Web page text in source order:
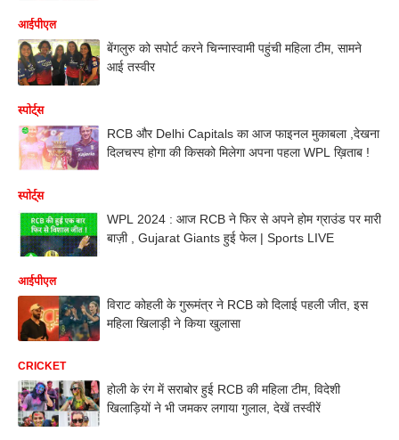
आईपीएल
बेंगलुरु को सपोर्ट करने चिन्नास्वामी पहुंची महिला टीम, सामने
आई तस्वीर
स्पोर्ट्स
RCB और Delhi Capitals का आज फाइनल मुकाबला ,देखना
दिलचस्प होगा की किसको मिलेगा अपना पहला WPL ख़िताब !
स्पोर्ट्स
WPL 2024 : आज RCB ने फिर से अपने होम ग्राउंड पर मारी
बाज़ी , Gujarat Giants हुई फेल | Sports LIVE
आईपीएल
विराट कोहली के गुरूमंत्र ने RCB को दिलाई पहली जीत, इस
महिला खिलाड़ी ने किया खुलासा
CRICKET
होली के रंग में सराबोर हुई RCB की महिला टीम, विदेशी
खिलाड़ियों ने भी जमकर लगाया गुलाल, देखें तस्वीरें